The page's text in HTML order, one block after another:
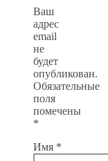
Ваш
адрес
email
не
будет
опубликован.
Обязательные
поля
помечены
*
Имя *